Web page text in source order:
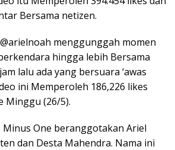
Bersama netizen.
menggunggah momen
hingga lebih Bersama
lalu ada yang bersuara ‘awas
ini Memperoleh 186,226 likes
Minggu (26/5).
Minus One beranggotakan Ariel
dan Desta Mahendra. Nama ini